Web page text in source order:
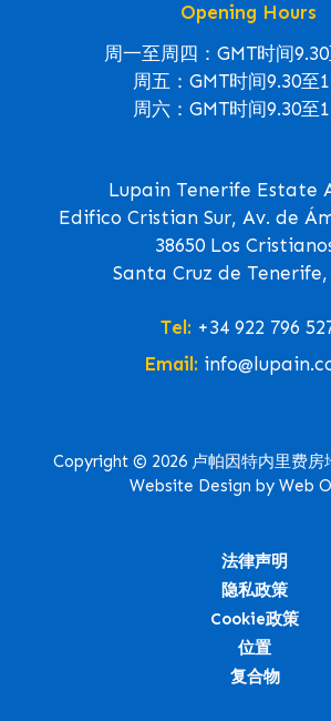
Opening Hours
周一至周四：GMT时间
周五：GMT时间9.30至
周六：GMT时间9.30至
Lupain Tenerife Estate
Edifico Cristian Sur, Av. de
38650 Los
Santa Cruz de
Tel: +34 922 796
Email:
Copyright © 2026 卢帕因特内里费房
Website Design by Web
法律声明
隐私政策
Cookie政策
位置
复合物